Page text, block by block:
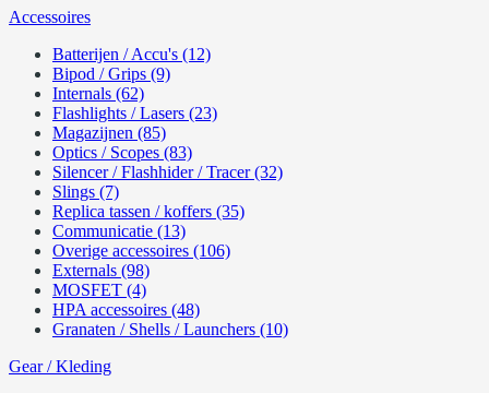
Accessoires
Batterijen / Accu's (12)
Bipod / Grips (9)
Internals (62)
Flashlights / Lasers (23)
Magazijnen (85)
Optics / Scopes (83)
Silencer / Flashhider / Tracer (32)
Slings (7)
Replica tassen / koffers (35)
Communicatie (13)
Overige accessoires (106)
Externals (98)
MOSFET (4)
HPA accessoires (48)
Granaten / Shells / Launchers (10)
Gear / Kleding